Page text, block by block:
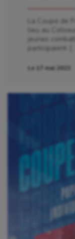
Fitness
Flag
La Coupe de
lieu au
jeunes
participaient. […]
Le 17 mai 2023